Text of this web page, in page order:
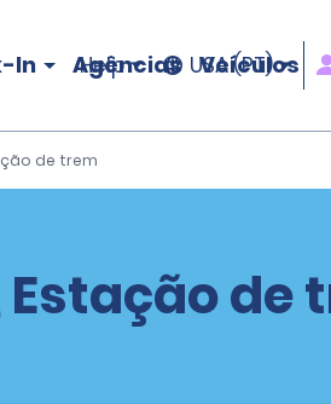
In Agências Veículos
Help USA (PT)
de trem
de